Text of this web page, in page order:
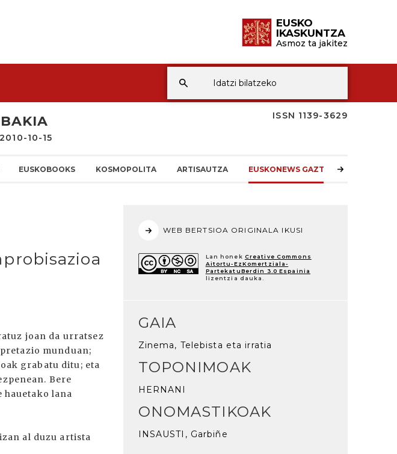
EUSKO
IKASKUNTZA
Asmoz ta jakitez
ISSN 1139-3629
10-15
EUSKOBOOKS KOSMOPOLITA ARTISAUTZA EUSKONEWS GAZTEA
joan da urratsez
munduan;
grabatu ditu; eta
Bere
lana
al duzu artista
WEB BERTSIOA ORIGINALA IKUSI
Lan honek Creative Commons
Aitortu-EzKomertziala-
PartekatuBerdin 3.0 Espainia
lizentzia dauka.
GAIA
Zinema, Telebista eta irratia
TOPONIMOAK
HERNANI
ONOMASTIKOAK
INSAUSTI, Garbiñe